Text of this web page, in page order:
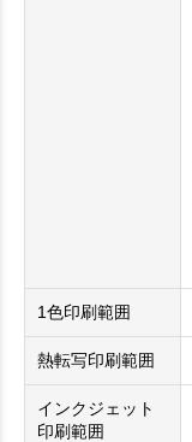
1色印刷範囲
熱転写印刷範囲
インクジェット
印刷範囲